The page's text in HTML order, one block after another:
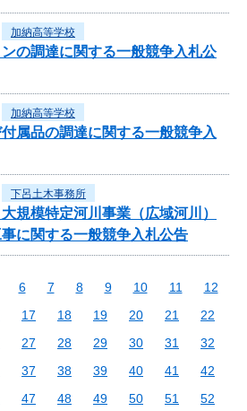
加納高等学校
の調達に関する一般競争入札公
加納高等学校
属品の調達に関する一般競争入
下呂土木事務所
規模特定河川事業（広域河川）
に関する一般競争入札公告
6 7 8 9 10 11
12
17 18 19 20 21
22
27 28 29 30 31
32
37 38 39 40 41
42
47 48 49 50 51
52